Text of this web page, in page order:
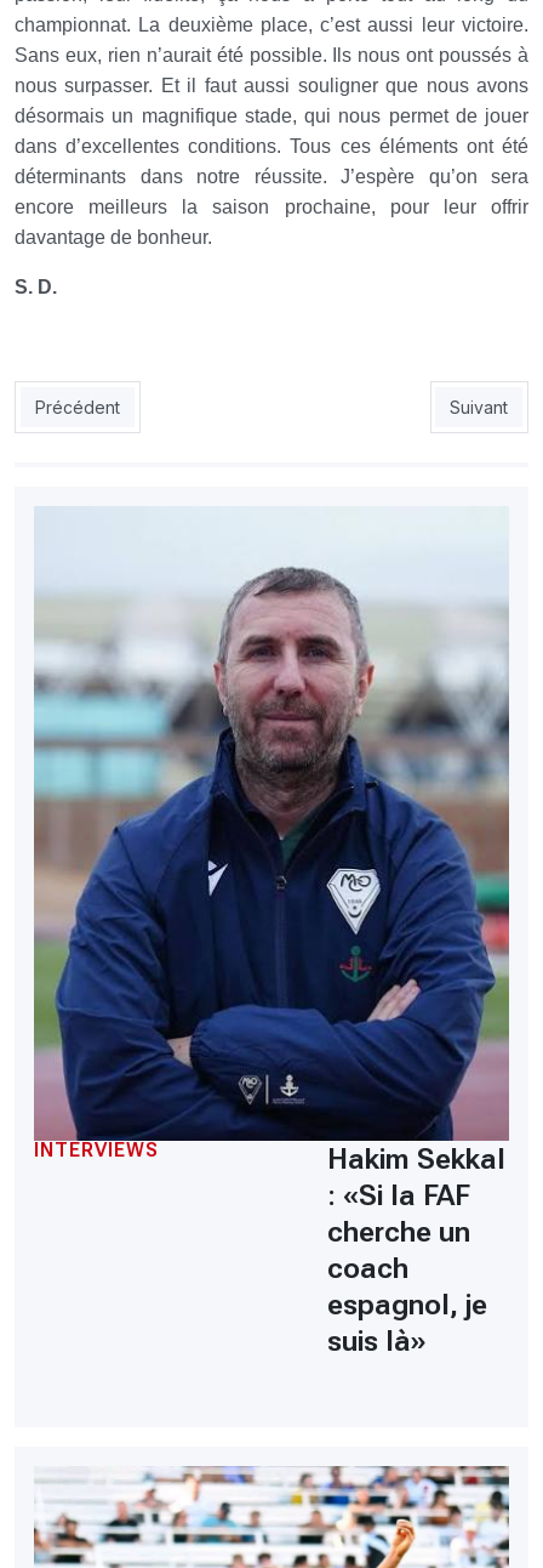
championnat. La deuxième place, c’est aussi leur victoire.
Sans eux, rien n’aurait été possible. Ils nous ont poussés à
nous surpasser. Et il faut aussi souligner que nous avons
désormais un magnifique stade, qui nous permet de jouer
dans d’excellentes conditions. Tous ces éléments ont été
déterminants dans notre réussite. J’espère qu’on sera
encore meilleurs la saison prochaine, pour leur offrir
davantage de bonheur.
S. D.
Article précédent : Mehdi Boudjemaa : « On sera encore
Précédent Article
Suivant
INTERVIEWS
Hakim Sekkal
: «Si la FAF
cherche un
coach
espagnol, je
suis là»